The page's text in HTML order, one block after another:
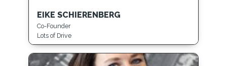
EIKE SCHIERENBERG
Co-Founder
Lots of Drive